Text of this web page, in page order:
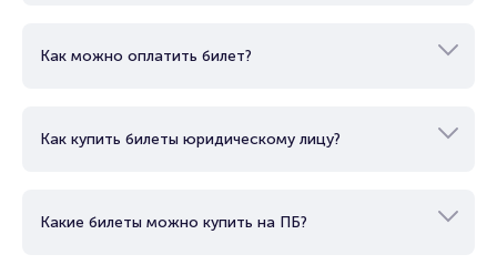
Подробнее о том, как вернуть, сдать или продать билет
читайте в разделах:
Брокерам
Организаторам
Как можно оплатить билет?
Как купить билеты юридическому лицу?
Какие билеты можно купить на ПБ?